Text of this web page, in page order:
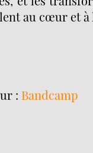
au cœur et à
: Bandcamp